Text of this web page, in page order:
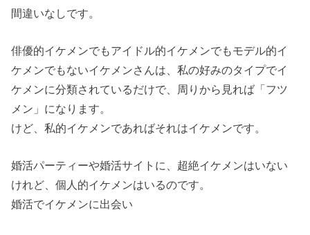
間違いなしです。
俳優的イケメンでもアイドル的イケメンでもモデル的イ
ケメンでもないイケメンさんは、私の好みのタイプでイ
ケメンに分類されているだけで、周りから見れば「フツ
メン」になります。
けど、私的イケメンであればそれはイケメンです。
婚活パーティーや婚活サイトに、超絶イケメンはいない
けれど、個人的イケメンはいるのです。
婚活でイケメンに出会い